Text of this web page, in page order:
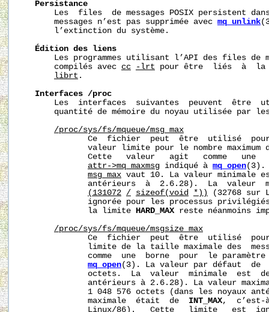
Persistance
Les  files  de messages POSIX persistent
       messages n’est pas supprimée avec
mq_unlink
       l’extinction du système.
Édition des
liens
Les programmes utilisant l’API des files de
       compilés avec
cc -lrt pour être  liés  à  la
librt .
Interfaces /proc
Les  interfaces  suivantes  peuvent  être
quantité de mémoire du noyau utilisée par
/proc/sys/fs/mqueue/msg_max
Ce  fichier  peut  être  utilisé
valeur limite pour le nombre maximum
Cette   valeur   agit   comme   une
attr->mq_maxmsg indiqué à mq_open(3).
msg_max vaut 10. La valeur minimale
antérieurs  à  2.6.28).  La
(131072 / sizeof(void *))
(32768 sur
ignorée pour les processus
              la limite
HARD_MAX reste néanmoins
/proc/sys/fs/mqueue/msgsize_max
Ce  fichier  peut  être  utilisé
limite de la taille maximale des
comme  une  borne  pour  le
mq_open(3). La valeur par défaut
octets.  La  valeur  minimale  est
antérieurs à 2.6.28). La valeur
1 048 576 octets (dans les noyaux
              maximale  était  de
INT_MAX,  c’est-
Linux/86).   Cette   limite   est